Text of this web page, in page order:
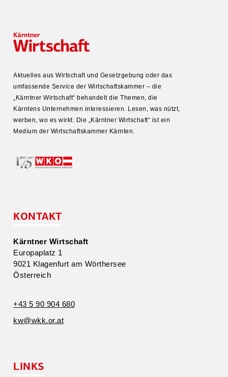
Aktuelles aus Wirtschaft und Gesetz­gebung oder das
umfas­sende Service der Wirtschafts­kammer – die
„Kärntner Wirtschaft“ behandelt die Themen, die
Kärntens Unter­nehmen inter­es­sieren. Lesen, was nützt,
werben, wo es wirkt. Die „Kärntner Wirtschaft“ ist ein
Medium der Wirtschafts­kammer Kärnten.
KONTAKT
Kärntner Wirtschaft
Europa­platz 1
9021 Klagenfurt am Wörthersee
Öster­reich
+43 5 90 904 680
kw@​wkk.​or.​at
LINKS